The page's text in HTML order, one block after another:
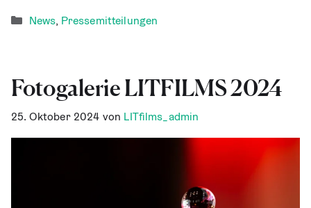
Kategorien
News, Pressemitteilungen
Foto­ga­le­rie LITFILMS 2024
25. Oktober 2024 von LITfilms_admin